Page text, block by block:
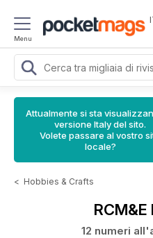
Menu
Attualmente si sta
versione Italy del sito.
Volete passare al vostro
locale?
< Hobbies & Crafts
RCM&E
12 numeri